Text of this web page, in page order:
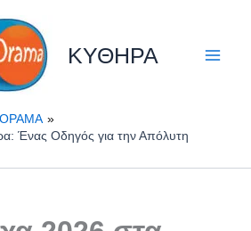
ΚΥΘΗΡΑ
Ένας Οδηγός για την Απόλυτη